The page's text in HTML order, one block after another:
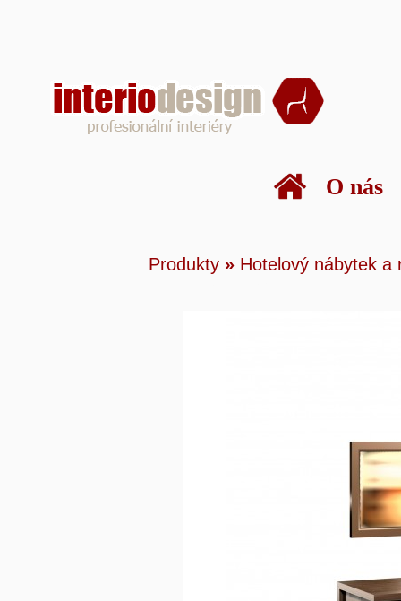
O nás
Produkty » Hotelový nábytek a
Produkty » Hotelový
Toaletní stolek